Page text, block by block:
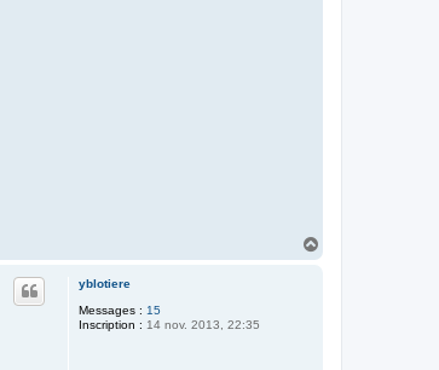
yblotiere
Messages : 15
Inscription : 14 nov. 2013, 22:35